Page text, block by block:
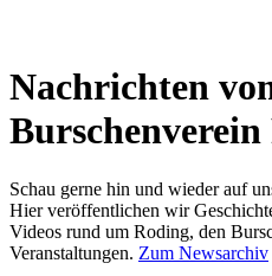
Nachrichten
Schau gerne hin und wieder auf
Hier veröffentlichen wir
Videos rund um Roding, den
Veranstaltungen. Zum Newsarchiv